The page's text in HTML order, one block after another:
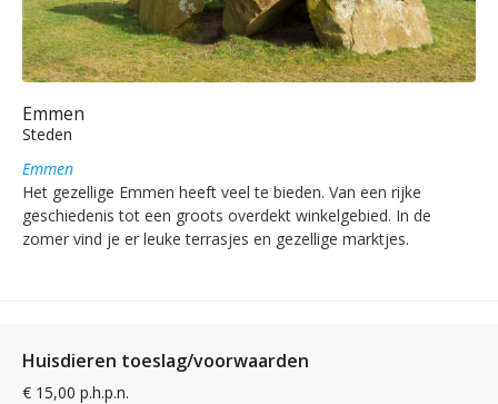
Emmen
Steden
Emmen
Het gezellige Emmen heeft veel te bieden. Van een rijke
geschiedenis tot een groots overdekt winkelgebied. In de
zomer vind je er leuke terrasjes en gezellige marktjes.
Huisdieren toeslag/voorwaarden
€ 15,00 p.h.p.n.